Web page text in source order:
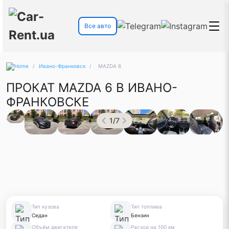
Все авто
/ Ивано-Франковск / MAZDA 6
ПРОКАТ MAZDA 6 В ИВАНО-
ФРАНКОВСКЕ
1/7
Тип кузова
Седан
Тип топлива
Бензин
Объём двигателя
Расход на 100 км